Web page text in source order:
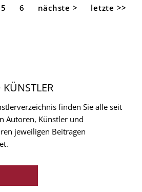
Page
5 Page
6
Nächste
nächste >
Letzte
letzte >>
finden Sie alle seit
Autoren, Künstler und
jeweiligen Beitragen